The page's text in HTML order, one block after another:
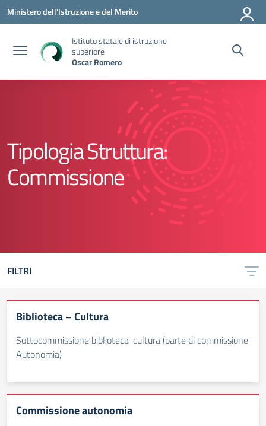
Vai ai contenuti
Vai al menu di navigazione
Vai al footer
Ministero dell'Istruzione e del Merito
Istituto statale di istruzione
superiore
Oscar Romero
Tipologia Struttura:
Commissione
FILTRI
Biblioteca – Cultura
Sottocommissione biblioteca-cultura (parte di commissione
Autonomia)
Commissione autonomia